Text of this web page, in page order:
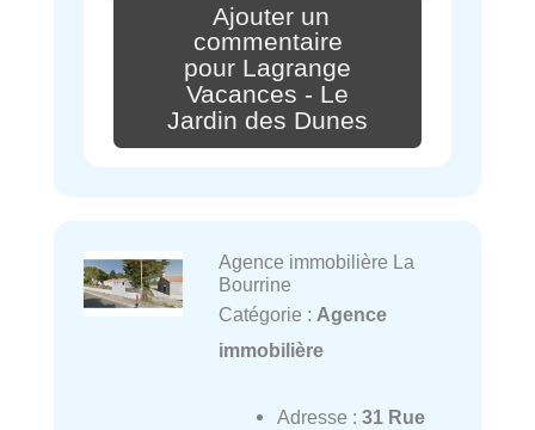
Ajouter un
commentaire
pour Lagrange
Vacances - Le
Jardin des Dunes
Agence immobilière La
Bourrine
Catégorie : Agence
immobilière
Adresse : 31 Rue